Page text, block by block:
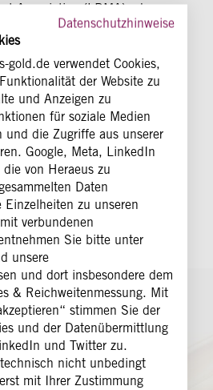
Datenschutzhinweise
gold.de verwendet Cookies,
der Website zu
und Anzeigen zu
für soziale Medien
und die Zugriffe aus unserer
Google, Meta, LinkedIn
von Heraeus zu
Daten
Einzelheiten zu unseren
verbundenen
Sie bitte unter
unsere
und dort insbesondere dem
& Reichweitenmessung. Mit
stimmen Sie der
und der Datenübermittlung
und Twitter zu.
nicht unbedingt
mit Ihrer Zustimmung
Association (LBMA) oder
and Palladium Market
Handel erhältlichen Barren
Delivery Standards und
als Good Delivery Refiner
Durch unsere Zertifizierung
sicher sein, dass
werden und Heraeus
und
anerkannt werden.
Fragen?
für Sie da!
unser Service-Team von